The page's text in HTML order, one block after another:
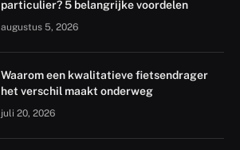
particulier? 5 belangrijke voordelen
augustus 5, 2026
Waarom een kwalitatieve fietsendrager
het verschil maakt onderweg
juli 20, 2026